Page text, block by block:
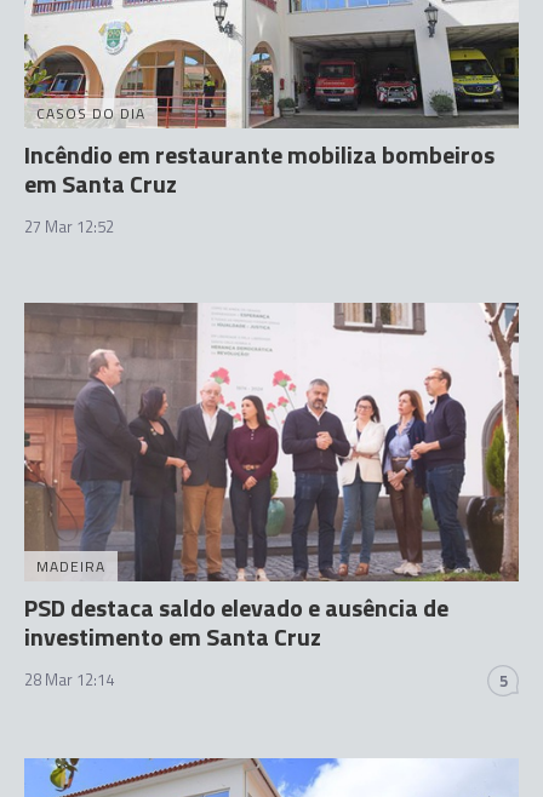
CASOS DO DIA
Incêndio em restaurante mobiliza bombeiros
em Santa Cruz
27 Mar 12:52
MADEIRA
PSD destaca saldo elevado e ausência de
investimento em Santa Cruz
28 Mar 12:14 5